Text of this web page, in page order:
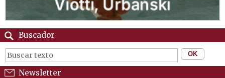
Buscador
Newsletter